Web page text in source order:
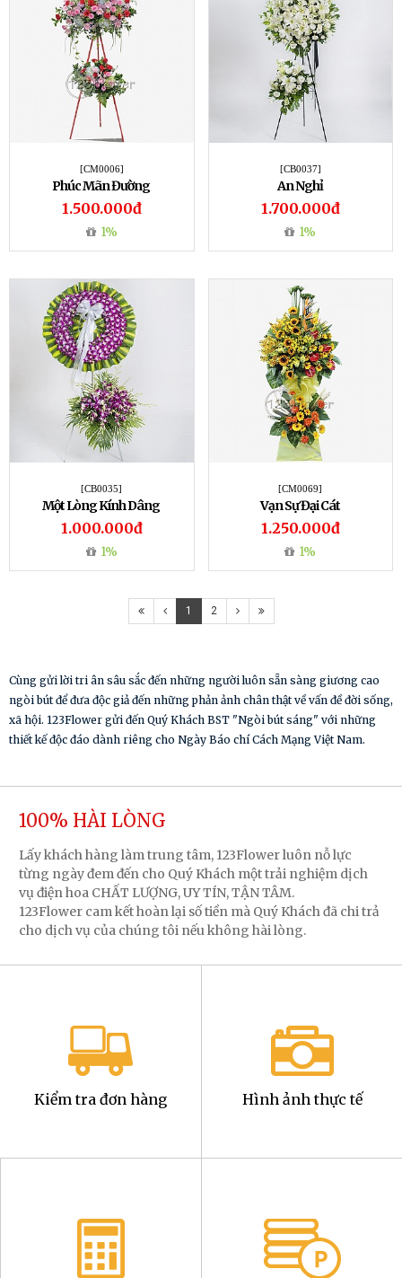
[CM0006]
Phúc Mãn Đường
1.500.000đ
1%
[CB0037]
An Nghỉ
1.700.000đ
1%
[CB0035]
Một Lòng Kính Dâng
1.000.000đ
1%
[CM0069]
Vạn Sự Đại Cát
1.250.000đ
1%
1 2
Cùng gửi lời tri ân sâu sắc đến những người luôn sẵn sàng giương cao
ngòi bút để đưa độc giả đến những phản ảnh chân thật về vấn đề đời sống,
xã hội. 123Flower gửi đến Quý Khách BST "Ngòi bút sáng" với những
thiết kế độc đáo dành riêng cho Ngày Báo chí Cách Mạng Việt Nam.
100% HÀI LÒNG
Lấy khách hàng làm trung tâm, 123Flower luôn nỗ lực
từng ngày đem đến cho Quý Khách một trải nghiệm dịch
vụ điện hoa CHẤT LƯỢNG, UY TÍN, TẬN TÂM.
123Flower cam kết hoàn lại số tiền mà Quý Khách đã chi trả
cho dịch vụ của chúng tôi nếu không hài lòng.
Kiểm tra đơn hàng Hình ảnh thực tế